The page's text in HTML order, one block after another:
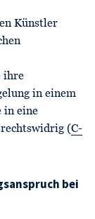
Künstler
ihre
in einem
in eine
(C-
bei